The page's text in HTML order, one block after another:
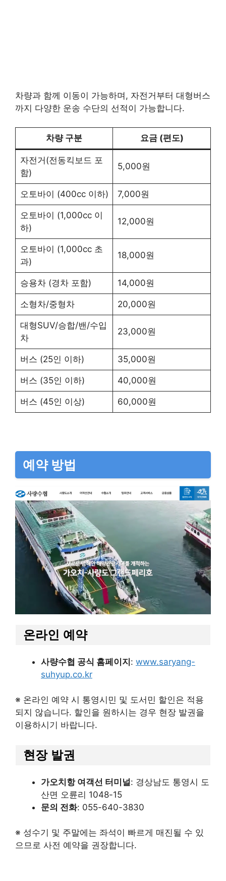
차량과 함께 이동이 가능하며, 자전거부터 대형버스
까지 다양한 운송 수단의 선적이 가능합니다.
차량 구분 요금 (편도)
자전거(전동킥보드 포
함)
5,000원
오토바이 (400cc 이하) 7,000원
오토바이 (1,000cc 이
하)
12,000원
오토바이 (1,000cc 초
과)
18,000원
승용차 (경차 포함) 14,000원
소형차/중형차 20,000원
대형SUV/승합/밴/수입
차
23,000원
버스 (25인 이하) 35,000원
버스 (35인 이하) 40,000원
버스 (45인 이상) 60,000원
예약 방법
온라인 예약
사량수협 공식 홈페이지: www.saryang-
suhyup.co.kr
※ 온라인 예약 시 통영시민 및 도서민 할인은 적용
되지 않습니다. 할인을 원하시는 경우 현장 발권을
이용하시기 바랍니다.
현장 발권
가오치항 여객선 터미널: 경상남도 통영시 도
산면 오륜리 1048-15
문의 전화: 055-640-3830
※ 성수기 및 주말에는 좌석이 빠르게 매진될 수 있
으므로 사전 예약을 권장합니다.